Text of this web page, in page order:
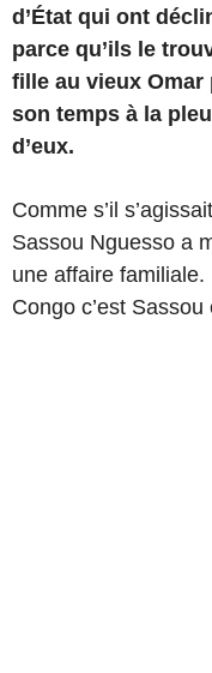
d’État qui ont
parce qu’ils le
fille au vieux
son temps à la
d’eux.
Comme s’il
Sassou Nguesso a
une affaire
Congo c’est